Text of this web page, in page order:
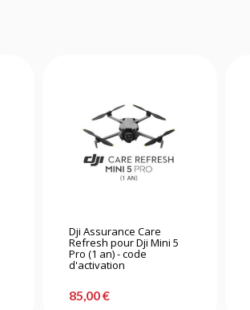
Dji Assurance Care
Refresh pour Dji Mini 5
Pro (1 an) - code
d'activation
85,00 €